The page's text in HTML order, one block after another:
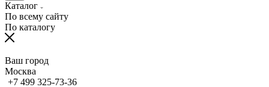
Каталог
По всему сайту
По каталогу
Ваш город
Москва
+7 499 325-73-36